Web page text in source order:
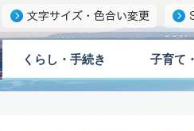
くらし・手続き 子育て